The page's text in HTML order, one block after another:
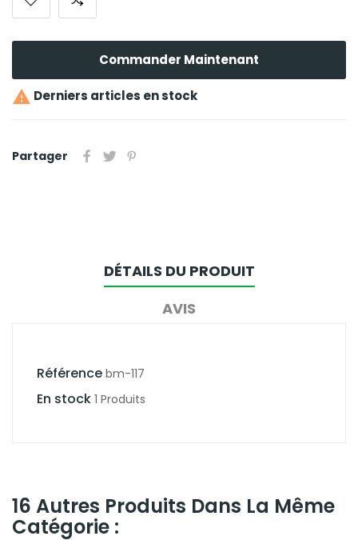
Commander Maintenant
 Derniers articles en stock
Partager
DÉTAILS DU PRODUIT
AVIS
Référence bm-117
En stock 1 Produits
16 Autres Produits Dans La Même
Catégorie :